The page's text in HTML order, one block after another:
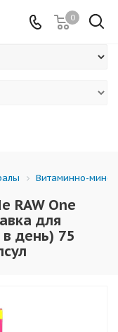
0
Витаминно-
RAW One
для
день) 75